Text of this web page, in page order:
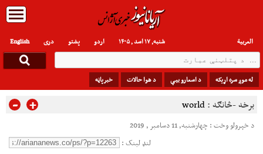
English دری پشتو العربیة اردو شنبه, ۱۷ اسد , ۱۴۰۵
له موږ سره اړیکه د اسعارو بیې د هوا حالات خبرپاڼه
برخه -څانګه : world
- +
د خپرولو وخت : چهارشنبه, 11 دسامبر , 2019
لنډ لینک :